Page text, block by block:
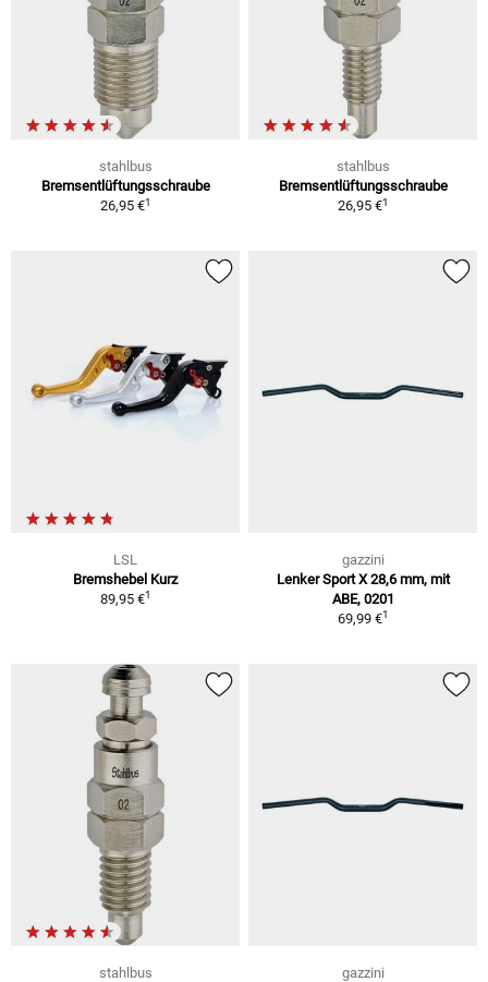
stahlbus
Bremsentlüftungsschraube
26,95 €1
stahlbus
Bremsentlüftungsschraube
26,95 €1
LSL
Bremshebel Kurz
89,95 €1
gazzini
Lenker Sport X 28,6 mm, mit
ABE, 0201
69,99 €1
stahlbus
gazzini